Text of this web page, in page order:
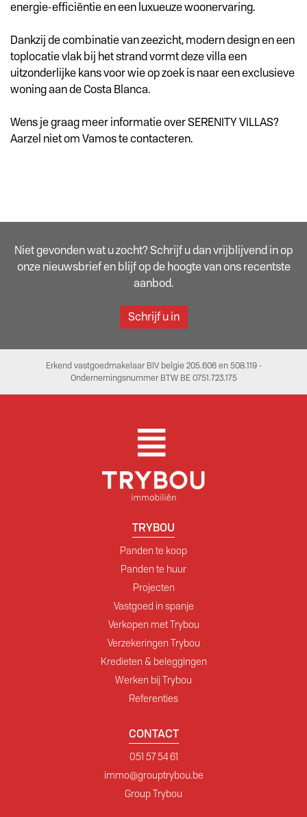
energie-efficiëntie en een luxueuze woonervaring.
Dankzij de combinatie van zeezicht, modern design en een
toplocatie vlak bij het strand vormt deze villa een
uitzonderlijke kans voor wie op zoek is naar een exclusieve
woning aan de Costa Blanca.
Wens je graag meer informatie over SERENITY VILLAS?
Aarzel niet om Vamos te contacteren.
Niet gevonden wat u zocht? Schrijf u dan vrijblijvend in op
onze nieuwsbrief en blijf op de hoogte van ons recentste
aanbod.
Schrijf u in
Erkend vastgoedmakelaar BIV belgie 205.606 en 508.119 -
Ondernemingsnummer BTW BE 0751.723.175
TRYBOU
Panden te koop
Panden te huur
Projecten
Vastgoed in spanje
Verkopen met Trybou
Verzekeringen Trybou
Kredieten & beleggingen
Werken bij Trybou
Referenties
CONTACT
051 57 54 61
immo@grouptrybou.be
Group Trybou